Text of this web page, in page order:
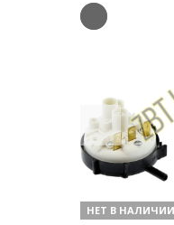
Previous
НЕТ В НАЛИЧИИ